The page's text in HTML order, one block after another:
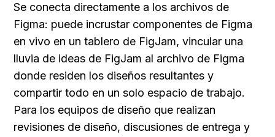
Se conecta directamente a los archivos de
Figma: puede incrustar componentes de Figma
en vivo en un tablero de FigJam, vincular una
lluvia de ideas de FigJam al archivo de Figma
donde residen los diseños resultantes y
compartir todo en un solo espacio de trabajo.
Para los equipos de diseño que realizan
revisiones de diseño, discusiones de entrega y